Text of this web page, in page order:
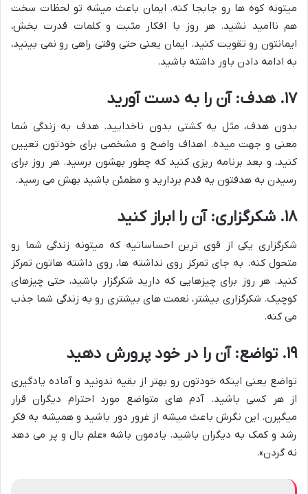
میتونه کوه ها رو جابجا کنه. ایمان باعث میشه تو لحظات سخت
هم ناامید نشید. هر روز با افکار مثبت و کلمات قدرت بخش،
ایمانتون رو تقویت کنید. ایمان یعنی حتی وقتی راهی رو نمی بینید،
به ادامه دادن باور داشته باشید.
۱۷. هدف: آن را به دست آورید
بدون هدف، مثل یه کشتی بدون ناخدایید. هدف به زندگی شما
معنی و جهت میده. اهداف واضح و مشخصی برای خودتون تعیین
کنید، و بعد برنامه ریزی کنید که چطور بهشون برسید. هر روز برای
رسیدن به هدفتون یه قدم بردارید و مطمئن باشید بهش می رسید.
۱۸. شکرگزاری: آن را ابراز کنید
شکرگزاری یکی از قوی ترین احساساتیه که میتونه زندگی شما رو
متحول کنه. به جای تمرکز روی نداشته ها، روی داشته هاتون تمرکز
کنید. هر روز برای چیزهایی که دارید شکرگزار باشید، حتی چیزهای
کوچیک. شکرگزاری بیشتر، نعمت های بیشتری رو به زندگی شما جذب
می کنه.
۱۹. تواضع: آن را در خود پرورش دهید
تواضع یعنی اینکه خودتون رو بهتر از بقیه ندونید و آماده یادگیری
از هر کسی باشید. آدم های متواضع مورد احترام دیگران قرار
میگیرن. این نگرش باعث میشه از غرور دور باشید و همیشه به فکر
رشد و کمک به دیگران باشید. یادمون باشه «علم بال و پر می دهد
نه گردن».